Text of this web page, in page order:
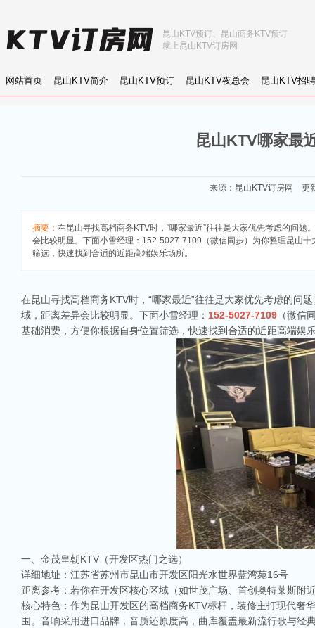
网站首页 昆山KTV简介 昆山KTV预订 昆山KTV夜总会 昆山KTV招聘
昆山KTV预订、昆山商务KTV预订
就上昆山KTV订房网
昆山KTV哪家最
来源： 昆山KTV订房网 更
摘要： 在昆山寻找高档商务KTV时，“哪家最近”往往是大家优先考虑的问
会比较明显。下面小雪经理：152-5027-7109（微信同步）为你整理昆山
筛选，快速找到合适的近距高端娱乐场所。
在昆山寻找高档商务KTV时，“哪家最近”往往是大家优先考虑的问
域，距离差异会比较明显。下面小雪经理： 152-5027-7109 （微信
基础消费，方便你根据自身位置筛选，快速找到合适的近距高端娱
一、金茂皇朝KTV（开发区热门之选）
详细地址：江苏省苏州市昆山市开发区阳光水世界蓝湾苑16号
距离参考：若你在开发区核心区域（如世茂广场、首创奥特莱斯
核心特色：作为昆山开发区的高档商务KTV标杆，装修主打现代奢
围。音响采用进口品牌，音质还原度高，曲库覆盖最新流行歌与经